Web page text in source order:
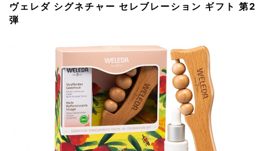
ヴェレダ シグネチャー セレブレーション ギフト 第2
弾